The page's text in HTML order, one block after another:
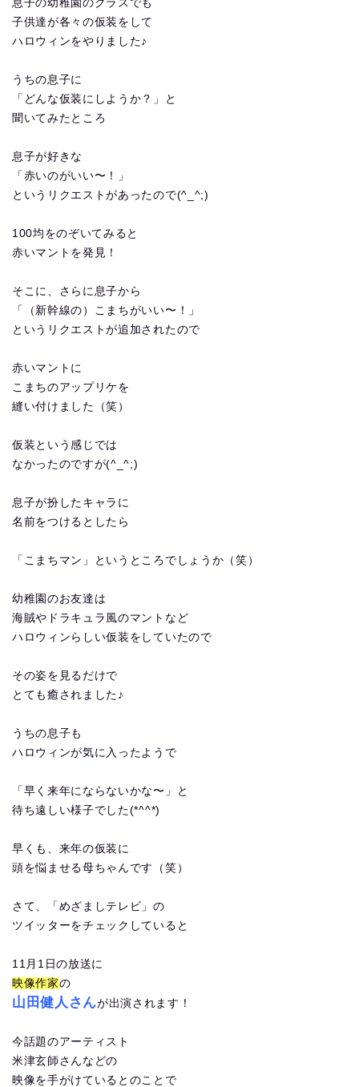
息子の幼稚園のクラスでも
子供達が各々の仮装をして
ハロウィンをやりました♪
うちの息子に
「どんな仮装にしようか？」と
聞いてみたところ
息子が好きな
「赤いのがいい〜！」
というリクエストがあったので(^_^;)
100均をのぞいてみると
赤いマントを発見！
そこに、さらに息子から
「（新幹線の）こまちがいい〜！」
というリクエストが追加されたので
赤いマントに
こまちのアップリケを
縫い付けました（笑）
仮装という感じでは
なかったのですが(^_^;)
息子が扮したキャラに
名前をつけるとしたら
「こまちマン」というところでしょうか（笑）
幼稚園のお友達は
海賊やドラキュラ風のマントなど
ハロウィンらしい仮装をしていたので
その姿を見るだけで
とても癒されました♪
うちの息子も
ハロウィンが気に入ったようで
「早く来年にならないかな〜」と
待ち遠しい様子でした(*^^*)
早くも、来年の仮装に
頭を悩ませる母ちゃんです（笑）
さて、「めざましテレビ」の
ツイッターをチェックしていると
11月1日の放送に
映像作家の
山田健人さんが出演されます！
今話題のアーティスト
米津玄師さんなどの
映像を手がけているとのことで